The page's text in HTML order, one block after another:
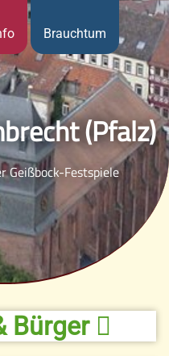
Brauchtum
(Pfalz)
Geißbock-Festspiele
Bürger